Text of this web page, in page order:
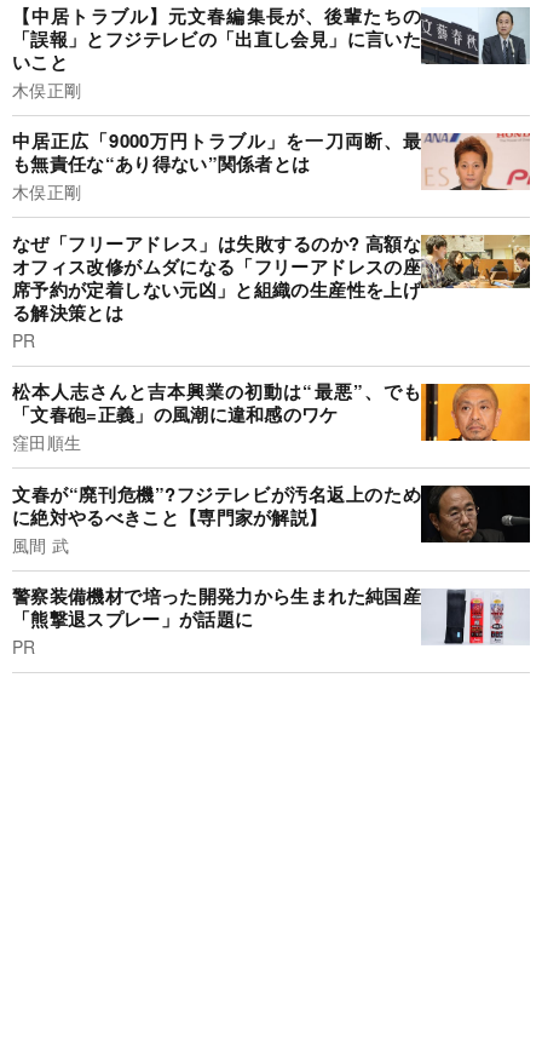
【中居トラブル】元文春編集長が、後輩たちの
「誤報」とフジテレビの「出直し会見」に言いた
いこと
木俣正剛
中居正広「9000万円トラブル」を一刀両断、最
も無責任な“あり得ない”関係者とは
木俣正剛
なぜ「フリーアドレス」は失敗するのか? 高額な
オフィス改修がムダになる「フリーアドレスの座
席予約が定着しない元凶」と組織の生産性を上げ
る解決策とは
PR
松本人志さんと吉本興業の初動は“最悪”、でも
「文春砲=正義」の風潮に違和感のワケ
窪田順生
文春が“廃刊危機”?フジテレビが汚名返上のため
に絶対やるべきこと【専門家が解説】
風間 武
警察装備機材で培った開発力から生まれた純国産
「熊撃退スプレー」が話題に
PR